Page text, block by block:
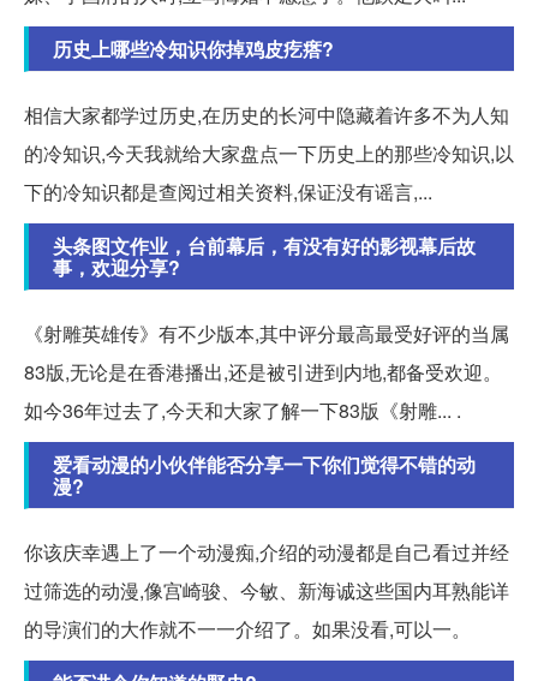
历史上哪些冷知识你掉鸡皮疙瘩?
相信大家都学过历史,在历史的长河中隐藏着许多不为人知
的冷知识,今天我就给大家盘点一下历史上的那些冷知识,以
下的冷知识都是查阅过相关资料,保证没有谣言,...
头条图文作业，台前幕后，有没有好的影视幕后故
事，欢迎分享?
《射雕英雄传》有不少版本,其中评分最高最受好评的当属
83版,无论是在香港播出,还是被引进到内地,都备受欢迎。
如今36年过去了,今天和大家了解一下83版《射雕... .
爱看动漫的小伙伴能否分享一下你们觉得不错的动
漫?
你该庆幸遇上了一个动漫痴,介绍的动漫都是自己看过并经
过筛选的动漫,像宫崎骏、今敏、新海诚这些国内耳熟能详
的导演们的大作就不一一介绍了。如果没看,可以一。